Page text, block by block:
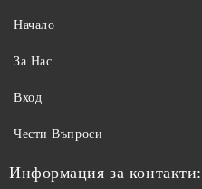
Начало
За Нас
Вход
Чести Въпроси
Информация за контакти: